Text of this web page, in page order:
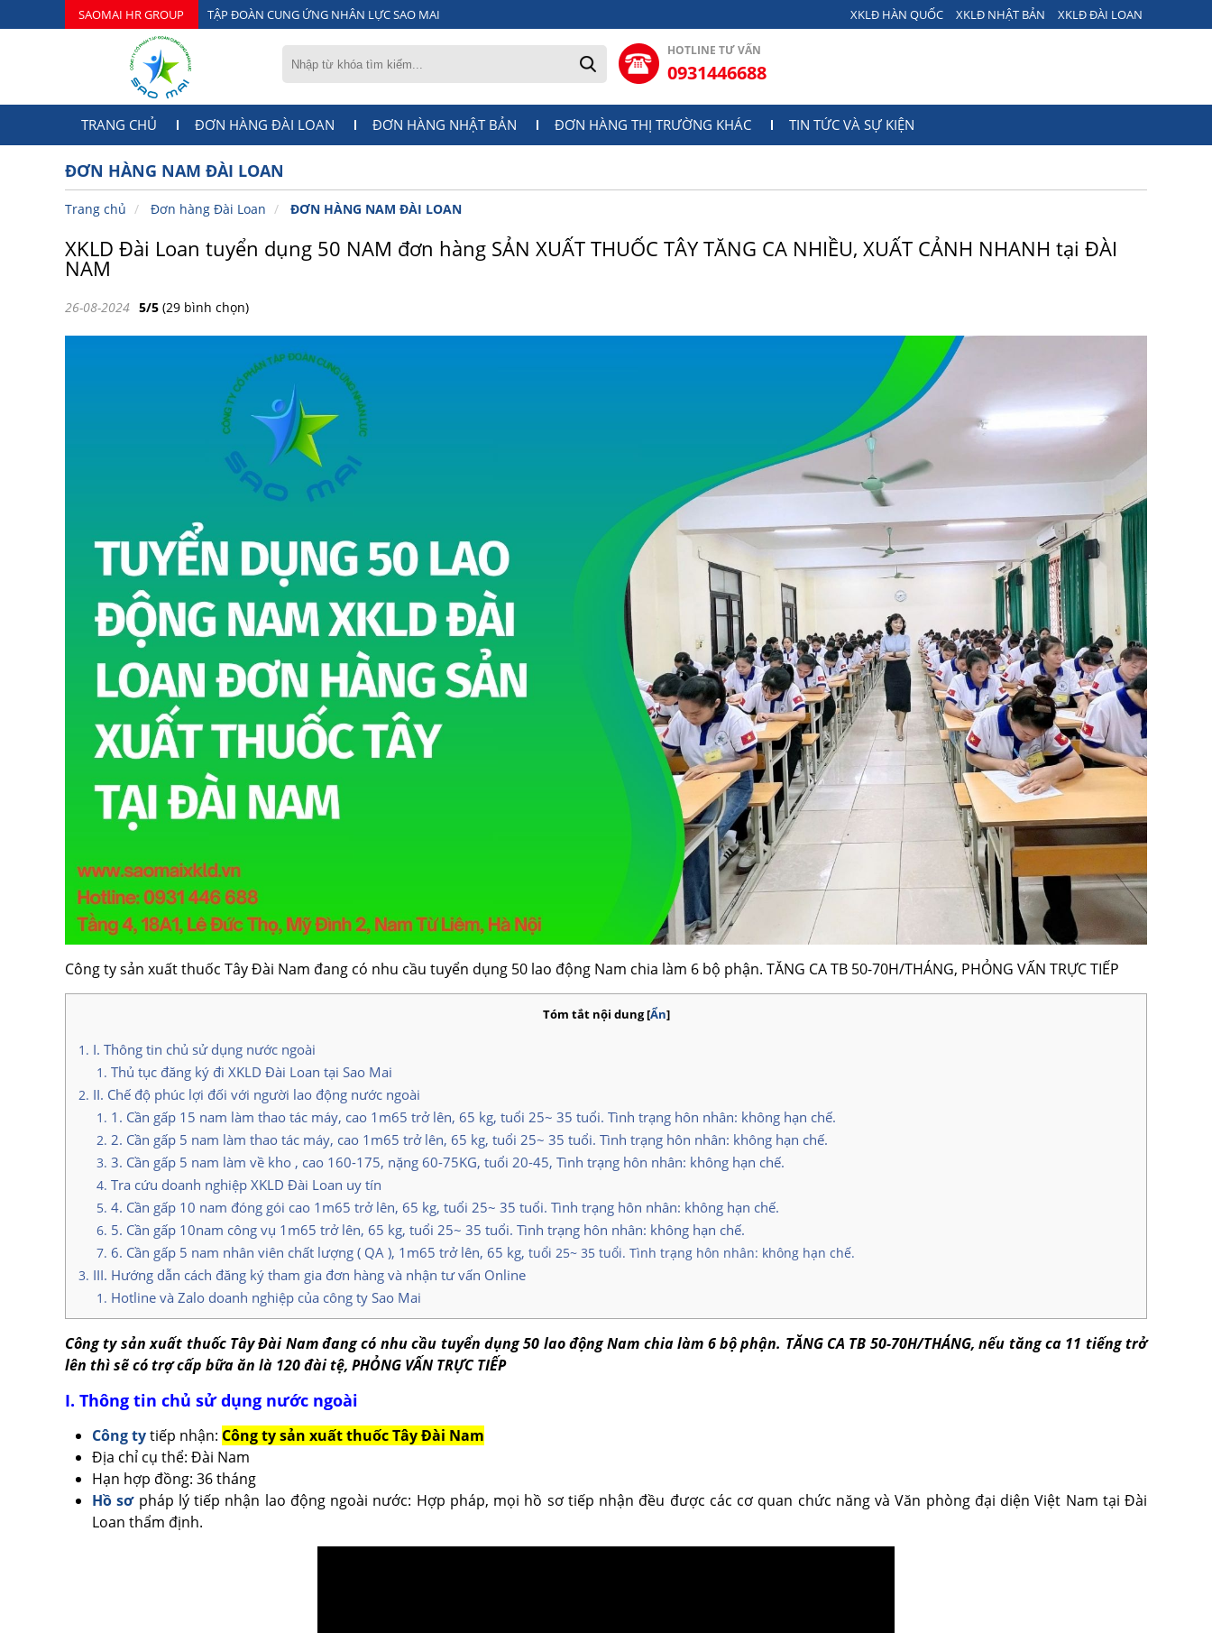
SAOMAI HR GROUP TẬP ĐOÀN CUNG ỨNG NHÂN LỰC SAO MAI XKLĐ HÀN QUỐC XKLĐ NHẬT BẢN XKLĐ ĐÀI LOAN
HOTLINE TƯ VẤN
0931446688
TRANG CHỦ ĐƠN HÀNG ĐÀI LOAN ĐƠN HÀNG NHẬT BẢN ĐƠN HÀNG THỊ TRƯỜNG KHÁC TIN TỨC VÀ SỰ KIỆN
ĐƠN HÀNG NAM ĐÀI LOAN
Trang chủ Đơn hàng Đài Loan ĐƠN HÀNG NAM ĐÀI LOAN
XKLD Đài Loan tuyển dụng 50 NAM đơn hàng SẢN XUẤT THUỐC TÂY TĂNG CA NHIỀU, XUẤT CẢNH NHANH tại ĐÀI
NAM
26-08-2024 5/5 (29 bình chọn)
Công ty sản xuất thuốc Tây Đài Nam đang có nhu cầu tuyển dụng 50 lao động Nam chia làm 6 bộ phận. TĂNG CA TB 50-70H/THÁNG, PHỎNG VẤN TRỰC TIẾP
Tóm tắt nội dung[Ẩn]
I. Thông tin chủ sử dụng nước ngoài
Thủ tục đăng ký đi XKLD Đài Loan tại Sao Mai
II. Chế độ phúc lợi đối với người lao động nước ngoài
1. Cần gấp 15 nam làm thao tác máy, cao 1m65 trở lên, 65 kg, tuổi 25~ 35 tuổi. Tình trạng hôn nhân: không hạn chế.
2. Cần gấp 5 nam làm thao tác máy, cao 1m65 trở lên, 65 kg, tuổi 25~ 35 tuổi. Tình trạng hôn nhân: không hạn chế.
3. Cần gấp 5 nam làm về kho , cao 160-175, nặng 60-75KG, tuổi 20-45, Tình trạng hôn nhân: không hạn chế.
Tra cứu doanh nghiệp XKLD Đài Loan uy tín
4. Cần gấp 10 nam đóng gói cao 1m65 trở lên, 65 kg, tuổi 25~ 35 tuổi. Tình trạng hôn nhân: không hạn chế.
5. Cần gấp 10nam công vụ 1m65 trở lên, 65 kg, tuổi 25~ 35 tuổi. Tình trạng hôn nhân: không hạn chế.
6. Cần gấp 5 nam nhân viên chất lượng ( QA ), 1m65 trở lên, 65 kg, tuổi 25~ 35 tuổi. Tình trạng hôn nhân: không hạn chế.
III. Hướng dẫn cách đăng ký tham gia đơn hàng và nhận tư vấn Online
Hotline và Zalo doanh nghiệp của công ty Sao Mai
Công ty sản xuất thuốc Tây Đài Nam đang có nhu cầu tuyển dụng 50 lao động Nam chia làm 6 bộ phận. TĂNG CA TB 50-70H/THÁNG,nếu tăng ca 11 tiếng trở
lên thì sẽ có trợ cấp bữa ăn là 120 đài tệ, PHỎNG VẤN TRỰC TIẾP
I. Thông tin chủ sử dụng nước ngoài
Công tytiếp nhận: Công ty sản xuất thuốc Tây Đài Nam
Địa chỉ cụ thể: Đài Nam
Hạn hợp đồng: 36 tháng
Hồ sơpháp lý tiếp nhận lao động ngoài nước: Hợp pháp, mọi hồ sơ tiếp nhận đều được các cơ quan chức năng và Văn phòng đại diện Việt Nam tại Đài
Loan thẩm định.